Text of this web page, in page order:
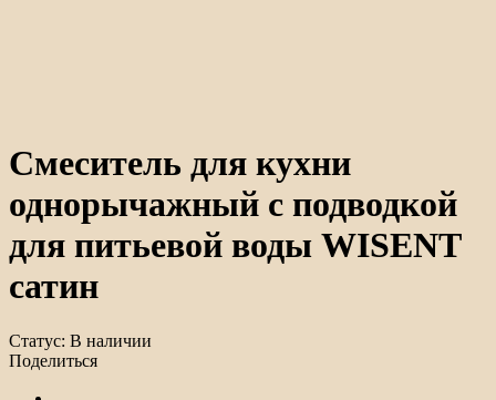
Смеситель для кухни
однорычажный с подводкой
для питьевой воды WISENT
сатин
Статус: В наличии
Поделиться